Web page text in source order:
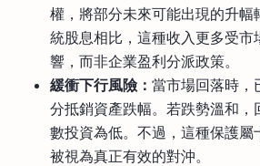
權，將部分未來可能出現的升幅
統股息相比，這種收入更多受市
響，而非企業盈利分派政策。
緩衝下行風險： 當市場回落時，
分抵銷資產跌幅。若跌勢溫和，
數投資為低。不過，這種保護屬
被視為真正有效的對沖。